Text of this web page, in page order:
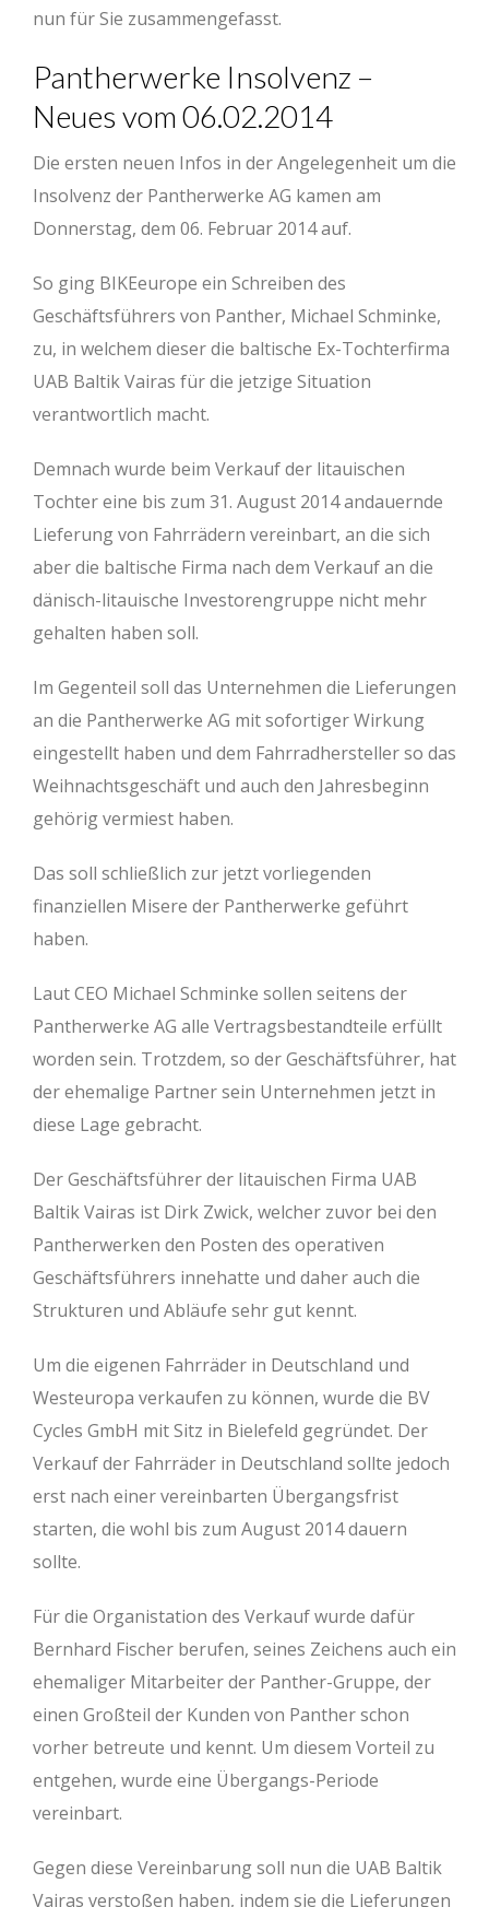
nun für Sie zusammengefasst.
Pantherwerke Insolvenz –
Neues vom 06.02.2014
Die ersten neuen Infos in der Angelegenheit um die
Insolvenz der Pantherwerke AG kamen am
Donnerstag, dem 06. Februar 2014 auf.
So ging BIKEeurope ein Schreiben des
Geschäftsführers von Panther, Michael Schminke,
zu, in welchem dieser die baltische Ex-Tochterfirma
UAB Baltik Vairas für die jetzige Situation
verantwortlich macht.
Demnach wurde beim Verkauf der litauischen
Tochter eine bis zum 31. August 2014 andauernde
Lieferung von Fahrrädern vereinbart, an die sich
aber die baltische Firma nach dem Verkauf an die
dänisch-litauische Investorengruppe nicht mehr
gehalten haben soll.
Im Gegenteil soll das Unternehmen die Lieferungen
an die Pantherwerke AG mit sofortiger Wirkung
eingestellt haben und dem Fahrradhersteller so das
Weihnachtsgeschäft und auch den Jahresbeginn
gehörig vermiest haben.
Das soll schließlich zur jetzt vorliegenden
finanziellen Misere der Pantherwerke geführt
haben.
Laut CEO Michael Schminke sollen seitens der
Pantherwerke AG alle Vertragsbestandteile erfüllt
worden sein. Trotzdem, so der Geschäftsführer, hat
der ehemalige Partner sein Unternehmen jetzt in
diese Lage gebracht.
Der Geschäftsführer der litauischen Firma UAB
Baltik Vairas ist Dirk Zwick, welcher zuvor bei den
Pantherwerken den Posten des operativen
Geschäftsführers innehatte und daher auch die
Strukturen und Abläufe sehr gut kennt.
Um die eigenen Fahrräder in Deutschland und
Westeuropa verkaufen zu können, wurde die BV
Cycles GmbH mit Sitz in Bielefeld gegründet. Der
Verkauf der Fahrräder in Deutschland sollte jedoch
erst nach einer vereinbarten Übergangsfrist
starten, die wohl bis zum August 2014 dauern
sollte.
Für die Organistation des Verkauf wurde dafür
Bernhard Fischer berufen, seines Zeichens auch ein
ehemaliger Mitarbeiter der Panther-Gruppe, der
einen Großteil der Kunden von Panther schon
vorher betreute und kennt. Um diesem Vorteil zu
entgehen, wurde eine Übergangs-Periode
vereinbart.
Gegen diese Vereinbarung soll nun die UAB Baltik
Vairas verstoßen haben, indem sie die Lieferungen